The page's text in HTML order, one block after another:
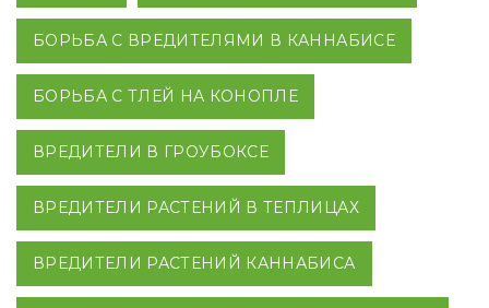
БОРЬБА С ВРЕДИТЕЛЯМИ В КАННАБИСЕ
БОРЬБА С ТЛЕЙ НА КОНОПЛЕ
ВРЕДИТЕЛИ В ГРОУБОКСЕ
ВРЕДИТЕЛИ РАСТЕНИЙ В ТЕПЛИЦАХ
ВРЕДИТЕЛИ РАСТЕНИЙ КАННАБИСА